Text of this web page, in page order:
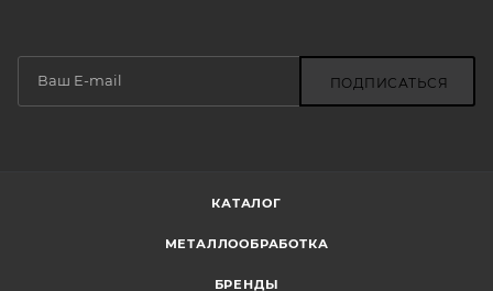
ПОДПИСАТЬСЯ
КАТАЛОГ
МЕТАЛЛООБРАБОТКА
БРЕНДЫ